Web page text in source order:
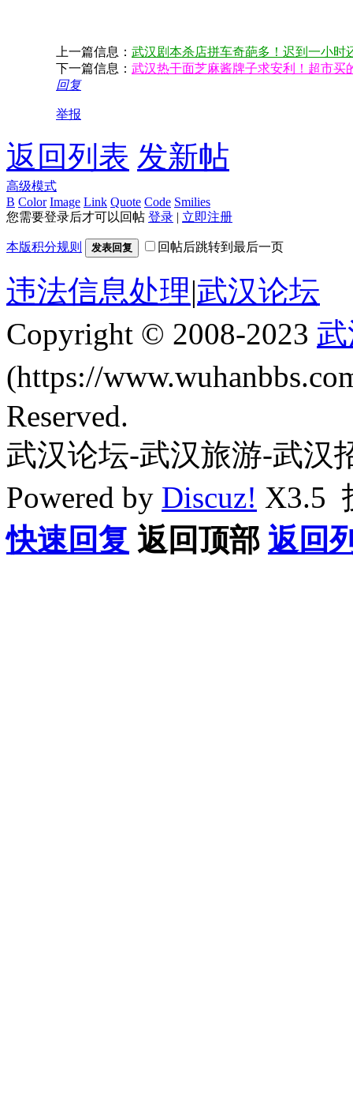
上一篇信息： 武汉剧本杀店拼车奇葩多！迟到一小时
下一篇信息： 武汉热干面芝麻酱牌子求安利！超市买
回复
举报
返回列表 发新帖
高级模式
B Color Image Link Quote Code Smilies
您需要登录后才可以回帖 登录 | 立即注册
本版积分规则 发表回复 回帖后跳转到最后一页
违法信息处理|武汉论坛
Copyright © 2008-2023
(https://
Reserved.
武汉论坛-武汉旅游-武汉
Powered by Discuz! X3.5
快速回复 返回顶部 返回